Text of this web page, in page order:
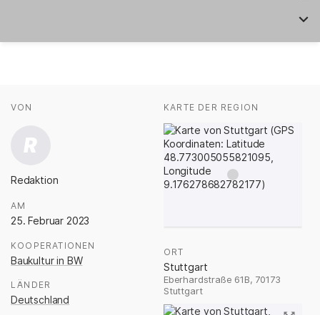
VON
R
Redaktion
AM
25. Februar 2023
KOOPERATIONEN
Baukultur in BW
LÄNDER
Deutschland
KARTE DER REGION
ORT
Stuttgart
Eberhardstraße 61B, 70173
Stuttgart